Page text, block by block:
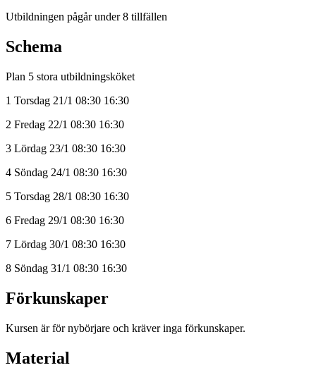
Utbildningen pågår under 8 tillfällen
Schema
Plan 5 stora utbildningsköket
1 Torsdag 21/1 08:30 16:30
2 Fredag 22/1 08:30 16:30
3 Lördag 23/1 08:30 16:30
4 Söndag 24/1 08:30 16:30
5 Torsdag 28/1 08:30 16:30
6 Fredag 29/1 08:30 16:30
7 Lördag 30/1 08:30 16:30
8 Söndag 31/1 08:30 16:30
Förkunskaper
Kursen är för nybörjare och kräver inga förkunskaper.
Material